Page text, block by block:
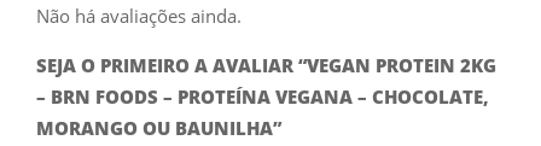
Não há avaliações ainda.
SEJA O PRIMEIRO A AVALIAR “VEGAN PROTEIN 2KG
– BRN FOODS – PROTEÍNA VEGANA – CHOCOLATE,
MORANGO OU BAUNILHA”